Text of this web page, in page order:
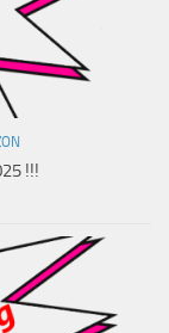
!!!